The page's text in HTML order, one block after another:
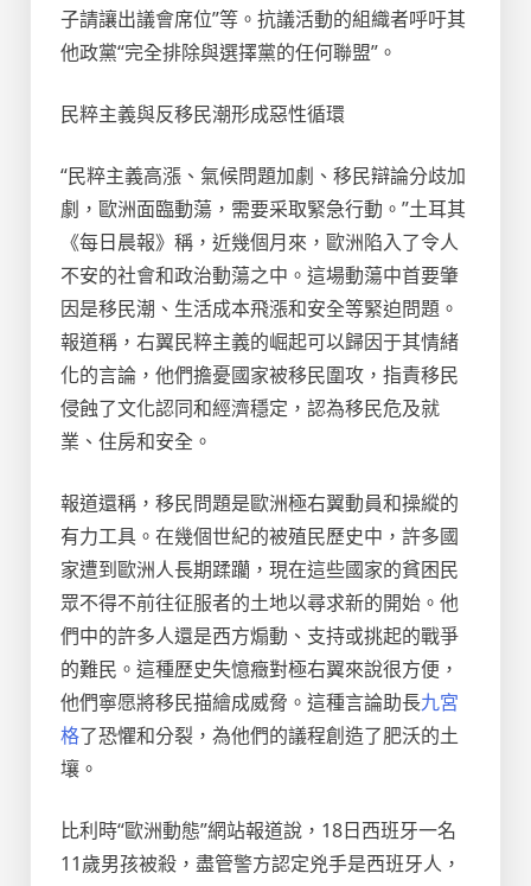
子請讓出議會席位”等。抗議活動的組織者呼吁其
他政黨“完全排除與選擇黨的任何聯盟”。
民粹主義與反移民潮形成惡性循環
“民粹主義高漲、氣候問題加劇、移民辯論分歧加
劇，歐洲面臨動蕩，需要采取緊急行動。”土耳其
《每日晨報》稱，近幾個月來，歐洲陷入了令人
不安的社會和政治動蕩之中。這場動蕩中首要肇
因是移民潮、生活成本飛漲和安全等緊迫問題。
報道稱，右翼民粹主義的崛起可以歸因于其情緒
化的言論，他們擔憂國家被移民圍攻，指責移民
侵蝕了文化認同和經濟穩定，認為移民危及就
業、住房和安全。
報道還稱，移民問題是歐洲極右翼動員和操縱的
有力工具。在幾個世紀的被殖民歷史中，許多國
家遭到歐洲人長期蹂躪，現在這些國家的貧困民
眾不得不前往征服者的土地以尋求新的開始。他
們中的許多人還是西方煽動、支持或挑起的戰爭
的難民。這種歷史失憶癥對極右翼來說很方便，
他們寧愿將移民描繪成威脅。這種言論助長九宮
格了恐懼和分裂，為他們的議程創造了肥沃的土
壤。
比利時“歐洲動態”網站報道說，18日西班牙一名
11歲男孩被殺，盡管警方認定兇手是西班牙人，